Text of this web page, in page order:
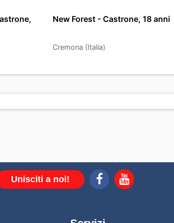
New Forest - Castrone, 18 anni
Cremona (Italia)
Unisciti a noi!